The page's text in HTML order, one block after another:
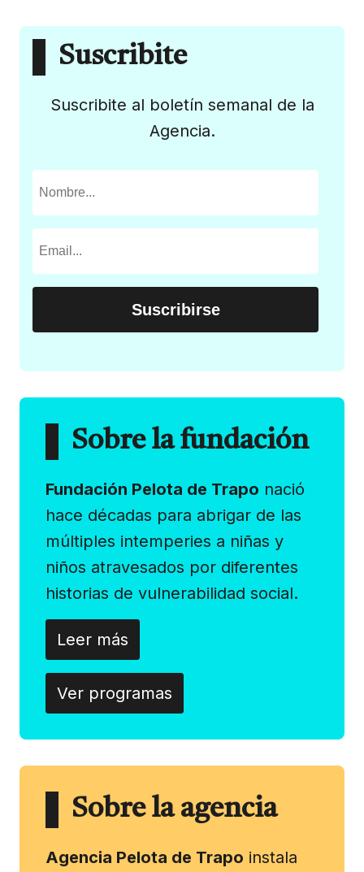
Suscribite
Suscribite al boletín semanal de la
Agencia.
Sobre la fundación
Fundación Pelota de Trapo nació
hace décadas para abrigar de las
múltiples intemperies a niñas y
niños atravesados por diferentes
historias de vulnerabilidad social.
Leer más
Ver programas
Sobre la agencia
Agencia Pelota de Trapo instala